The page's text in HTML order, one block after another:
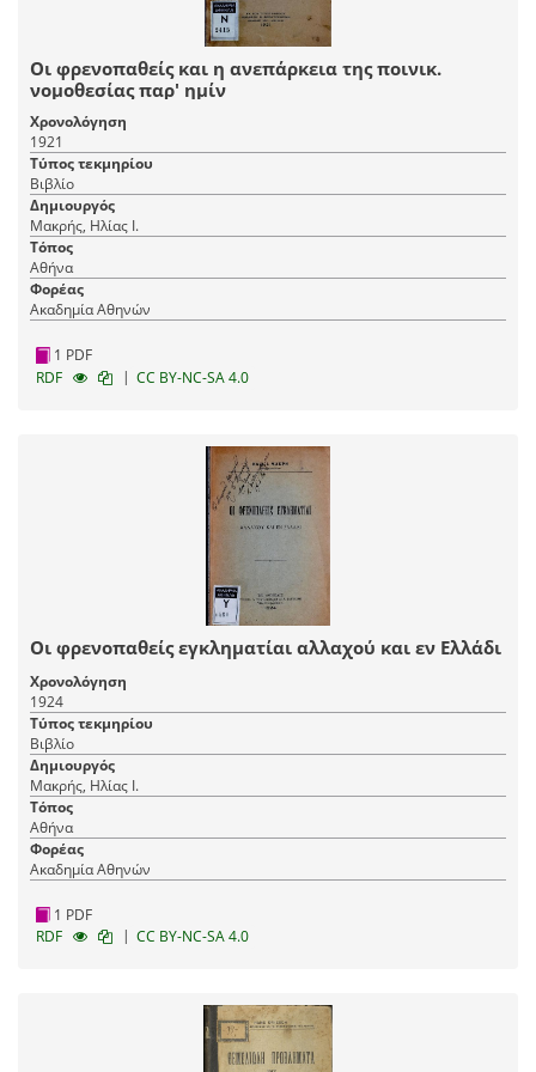
Οι φρενοπαθείς και η ανεπάρκεια της ποινικ.
νομοθεσίας παρ' ημίν
Χρονολόγηση
1921
Τύπος τεκμηρίου
Βιβλίο
Δημιουργός
Μακρής, Ηλίας Ι.
Τόπος
Αθήνα
Φορέας
Ακαδημία Αθηνών
1 PDF
RDF
| CC BY-NC-SA 4.0
Οι φρενοπαθείς εγκληματίαι αλλαχού και εν Ελλάδι
Χρονολόγηση
1924
Τύπος τεκμηρίου
Βιβλίο
Δημιουργός
Μακρής, Ηλίας Ι.
Τόπος
Αθήνα
Φορέας
Ακαδημία Αθηνών
1 PDF
RDF
| CC BY-NC-SA 4.0